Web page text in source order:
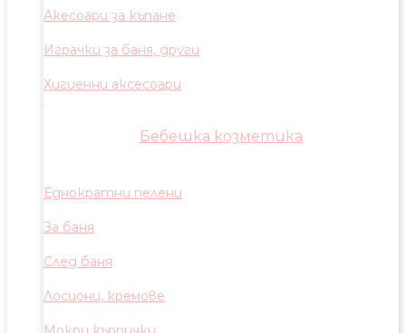
Акесоари за къпане
Играчки за баня, други
Хигиенни аксесоари
Бебешка козметика
Еднократни пелени
За баня
След баня
Лосиони, кремове